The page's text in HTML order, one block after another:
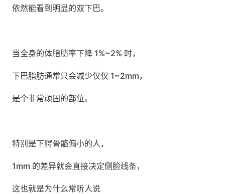
依然能看到明显的双下巴。
当全身的体脂肪率下降 1%~2% 时，
下巴脂肪通常只会减少仅仅 1~2mm，
是个非常顽固的部位。
特别是下腭骨骼偏小的人，
1mm 的差异就会直接决定侧脸线条，
这也就是为什么常听人说